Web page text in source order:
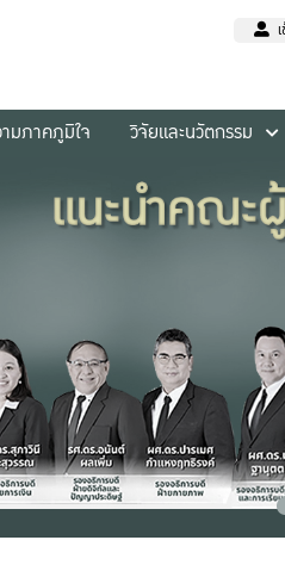
มภาคภูมิใจ วิจัยและนวัตกรรม